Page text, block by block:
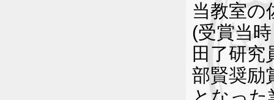
当教室の
(受賞当
田了研究
部賢奨励